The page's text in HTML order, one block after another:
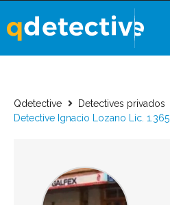
Qdetective Detectives privados
Detective Ignacio Lozano Lic. 1.365